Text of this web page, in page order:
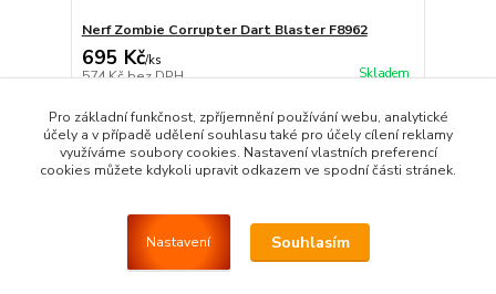
Nerf Zombie Corrupter Dart Blaster F8962
695 Kč/ks
574 Kčbez DPH Skladem
Přidat do košíku
Strana z 1
Pro základní funkčnost, zpříjemnění používání webu, analytické
účely a v případě udělení souhlasu také pro účely cílení reklamy
využíváme soubory cookies. Nastavení vlastních preferencí
cookies můžete kdykoli upravit odkazem ve spodní části stránek.
Nastavení Souhlasím